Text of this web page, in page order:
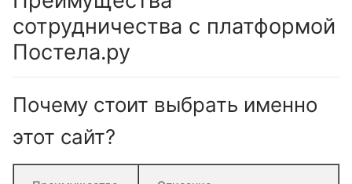
сотрудничества с платформой
Постела.ру
Почему стоит выбрать именно
этот сайт?